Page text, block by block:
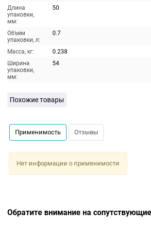
Длина
упаковки,
мм:
50
Объем
упаковки, л:
0.7
Масса, кг:
0.238
Ширина
упаковки,
мм:
54
Похожие товары
Применимость Отзывы
Нет информации о применимости
Обратите внимание на